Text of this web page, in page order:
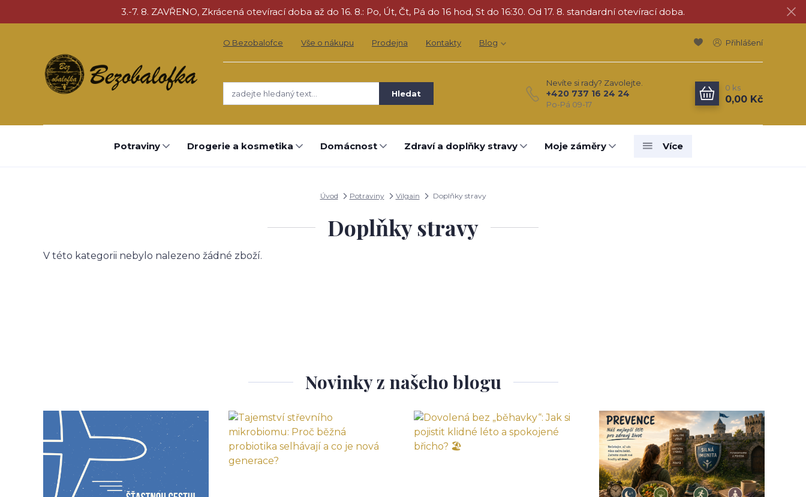
3.-7. 8. ZAVŘENO, Zkrácená otevírací doba až do 16. 8.: Po, Út, Čt, Pá do 16 hod, St do 16:30. Od 17. 8. standardní otevírací doba.
O Bezobalofce Vše o nákupu Prodejna Kontakty Blog Přihlášení
Hledat
Nevíte si rady? Zavolejte.
+420 737 16 24 24
Po-Pá 09-17
0 ks
0,00 Kč
Potraviny Drogerie a kosmetika Domácnost Zdraví a doplňky stravy Moje záměry Více
Úvod Potraviny Vilgain Doplňky stravy
Doplňky stravy
V této kategorii nebylo nalezeno žádné zboží.
Novinky z našeho blogu